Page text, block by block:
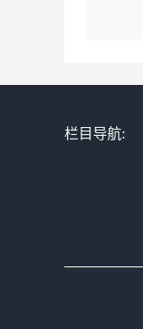
栏目导航: